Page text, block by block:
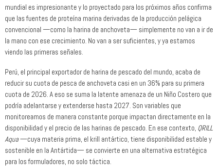
mundial es impresionante y lo proyectado para los próximos años confirma
que las fuentes de proteína marina derivadas de la producción pelágica
convencional —como la harina de anchoveta— simplemente no van a ir de
la mano con ese crecimiento. No van a ser suficientes, y ya estamos
viendo las primeras señales.
Perú, el principal exportador de harina de pescado del mundo, acaba de
reducir su cuota de pesca de anchoveta casi en un 36% para su primera
cuota de 2026. A eso se suma la latente amenaza de un Niño Costero que
podría adelantarse y extenderse hasta 2027. Son variables que
monitoreamos de manera constante porque impactan directamente en la
disponibilidad y el precio de las harinas de pescado. En ese contexto, QRILL
Aqua—cuya materia prima, el krill antártico, tiene disponibilidad estable y
sostenible en la Antártida— se convierte en una alternativa estratégica
para los formuladores, no solo táctica.